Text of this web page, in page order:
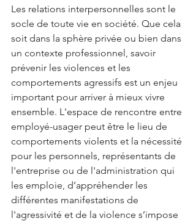
Les relations interpersonnelles sont le
socle de toute vie en société. Que cela
soit dans la sphère privée ou bien dans
un contexte professionnel, savoir
prévenir les violences et les
comportements agressifs est un enjeu
important pour arriver à mieux vivre
ensemble. L'espace de rencontre entre
employé-usager peut être le lieu de
comportements violents et la nécessité
pour les personnels, représentants de
l'entreprise ou de l'administration qui
les emploie, d’appréhender les
différentes manifestations de
l'agressivité et de la violence s’impose